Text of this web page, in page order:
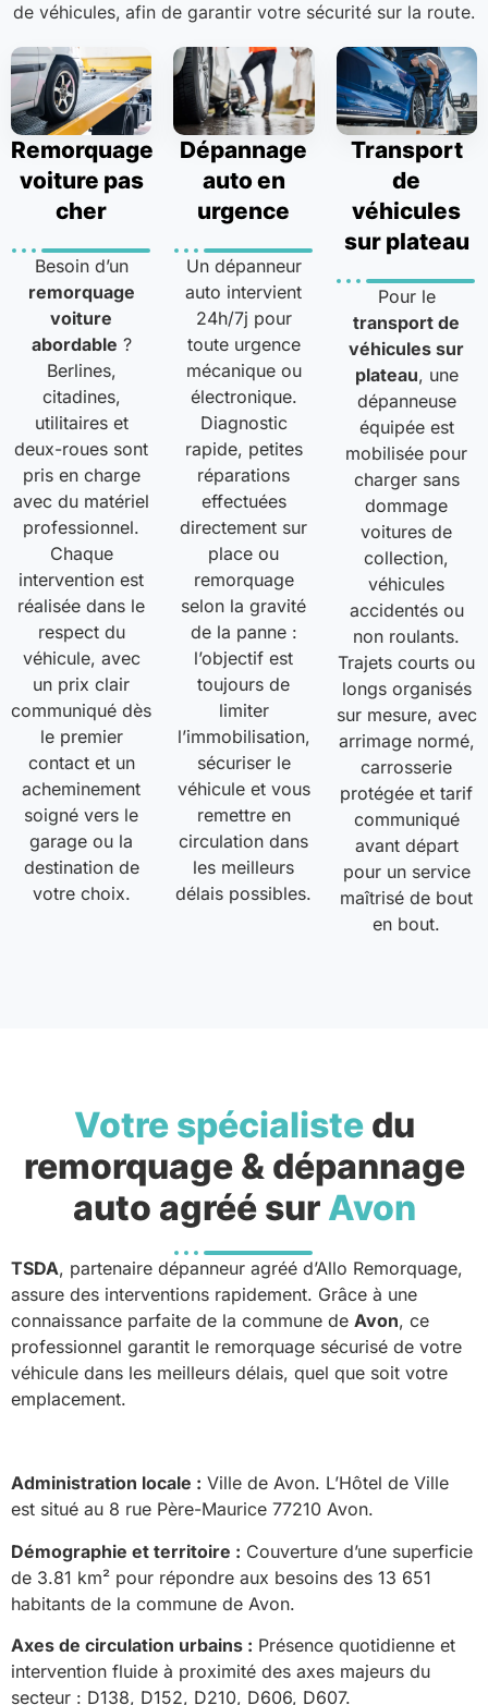
de véhicules, afin de garantir votre sécurité sur la route.
Remorquage
voiture pas
cher
Besoin d’un
remorquage
voiture
abordable ?
Berlines,
citadines,
utilitaires et
deux-roues sont
pris en charge
avec du matériel
professionnel.
Chaque
intervention est
réalisée dans le
respect du
véhicule, avec
un prix clair
communiqué dès
le premier
contact et un
acheminement
soigné vers le
garage ou la
destination de
votre choix.
Dépannage
auto en
urgence
Un dépanneur
auto intervient
24h/7j pour
toute urgence
mécanique ou
électronique.
Diagnostic
rapide, petites
réparations
effectuées
directement sur
place ou
remorquage
selon la gravité
de la panne :
l’objectif est
toujours de
limiter
l’immobilisation,
sécuriser le
véhicule et vous
remettre en
circulation dans
les meilleurs
délais possibles.
Transport
de
véhicules
sur plateau
Pour le
transport de
véhicules sur
plateau, une
dépanneuse
équipée est
mobilisée pour
charger sans
dommage
voitures de
collection,
véhicules
accidentés ou
non roulants.
Trajets courts ou
longs organisés
sur mesure, avec
arrimage normé,
carrosserie
protégée et tarif
communiqué
avant départ
pour un service
maîtrisé de bout
en bout.
Votre spécialistedu
remorquage & dépannage
auto agréé sur Avon
TSDA, partenaire dépanneur agréé d’Allo Remorquage,
assure des interventions rapidement. Grâce à une
connaissance parfaite de la commune de Avon, ce
professionnel garantit le remorquage sécurisé de votre
véhicule dans les meilleurs délais, quel que soit votre
emplacement.
Administration locale : Ville de Avon. L’Hôtel de Ville
est situé au 8 rue Père-Maurice 77210 Avon.
Démographie et territoire : Couverture d’une superficie
de 3.81 km² pour répondre aux besoins des 13 651
habitants de la commune de Avon.
Axes de circulation urbains : Présence quotidienne et
intervention fluide à proximité des axes majeurs du
secteur : D138, D152, D210, D606, D607.